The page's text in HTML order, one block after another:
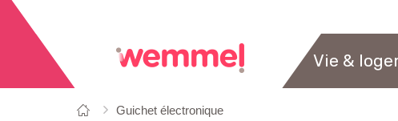
Vie &
êtes
Page
Guichet électronique